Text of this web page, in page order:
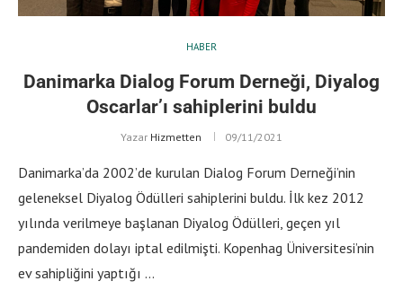
HABER
Danimarka Dialog Forum Derneği, Diyalog
Oscarlar’ı sahiplerini buldu
Yazar Hizmetten 09/11/2021
Danimarka’da 2002’de kurulan Dialog Forum Derneği’nin
geleneksel Diyalog Ödülleri sahiplerini buldu. İlk kez 2012
yılında verilmeye başlanan Diyalog Ödülleri, geçen yıl
pandemiden dolayı iptal edilmişti. Kopenhag Üniversitesi’nin
ev sahipliğini yaptığı …